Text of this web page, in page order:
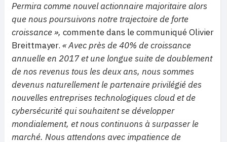
Permira comme nouvel actionnaire majoritaire alors
que nous poursuivons notre trajectoire de forte
croissance », commente dans le communiqué Olivier
Breittmayer. « Avec près de 40% de croissance
annuelle en 2017 et une longue suite de doublement
de nos revenus tous les deux ans, nous sommes
devenus naturellement le partenaire privilégié des
nouvelles entreprises technologiques cloud et de
cybersécurité qui souhaitent se développer
mondialement, et nous continuons à surpasser le
marché. Nous attendons avec impatience de